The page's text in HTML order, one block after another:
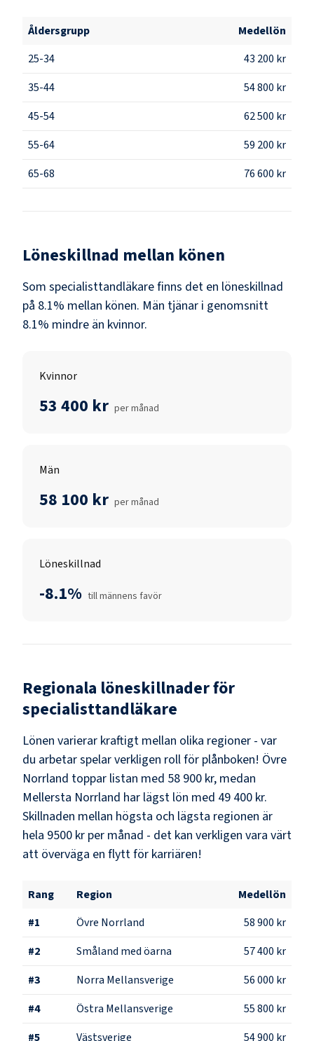
Åldersgrupp
Medellön
25-34
43 200 kr
35-44
54 800 kr
45-54
62 500 kr
55-64
59 200 kr
65-68
76 600 kr
Löneskillnad mellan könen
Som specialisttandläkarefinns det en löneskillnad
på 8.1% mellan könen. Män tjänar i genomsnitt
8.1% mindre än kvinnor.
Kvinnor
53 400 kr per månad
Män
58 100 kr per månad
Löneskillnad
-8.1% till männens favör
Regionala löneskillnader för
specialisttandläkare
Lönen varierar kraftigt mellan olika regioner - var
du arbetar spelar verkligen roll för plånboken! Övre
Norrland toppar listan med 58 900 kr, medan
Mellersta Norrland har lägst lön med 49 400 kr.
Skillnaden mellan högsta och lägsta regionen är
hela 9500 kr per månad - det kan verkligen vara värt
att överväga en flytt för karriären!
Rang Region
Medellön
#1 Övre Norrland
58 900 kr
#2 Småland med öarna
57 400 kr
#3 Norra Mellansverige
56 000 kr
#4 Östra Mellansverige
55 800 kr
#5 Västsverige 54 900 kr